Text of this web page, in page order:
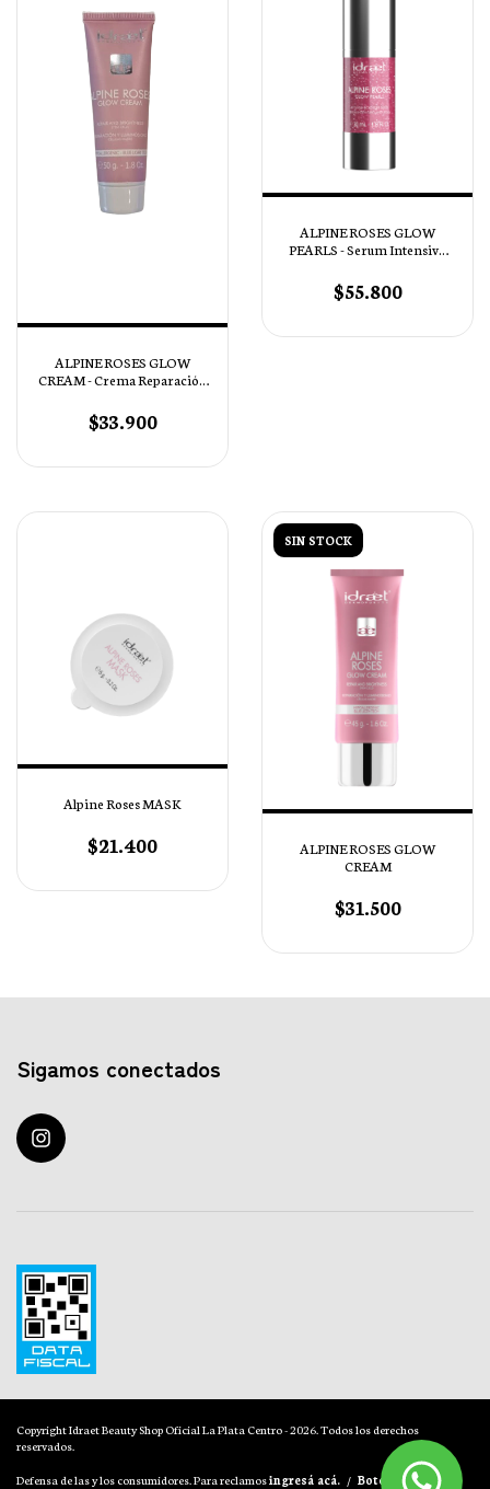
ALPINE ROSES GLOW
CREAM - Crema Reparación
Edition 50g
$33.900
ALPINE ROSES GLOW
PEARLS - Serum Intensivo
$55.800
Alpine Roses MASK
$21.400
SIN STOCK
ALPINE ROSES GLOW
CREAM
$31.500
Sigamos conectados
Copyright Idraet Beauty Shop Oficial La Plata Centro - 2026. Todos los derechos
reservados.
Defensa de las y los consumidores. Para reclamosingresá acá. / Botón de